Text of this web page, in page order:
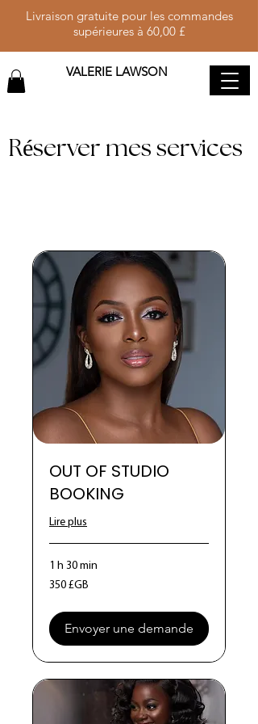
Livraison gratuite pour les commandes
supérieures à 60,00 £
VALERIE LAWSON
Réserver mes services
OUT OF STUDIO
BOOKING
Lire plus
1 h 30 min
350
livres
350 £GB
Envoyer une demande